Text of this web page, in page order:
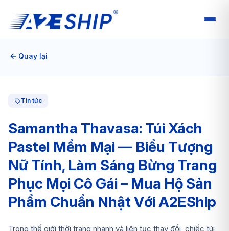
Quay lại
Tin tức
Samantha Thavasa: Túi Xách
Pastel Mềm Mại — Biểu Tượng
Nữ Tính, Làm Sáng Bừng Trang
Phục Mọi Cô Gái – Mua Hộ Sản
Phẩm Chuẩn Nhật Với A2EShip
Trong thế giới thời trang nhanh và liên tục thay đổi, chiếc túi